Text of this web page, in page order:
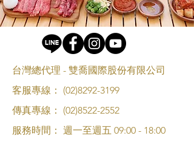
台灣總代理 - 雙喬國際股份有限公司
客服專線： (02)8292-3199
傳真專線： (02)8522-2552
服務時間： 週一至週五 09:00 - 18:00